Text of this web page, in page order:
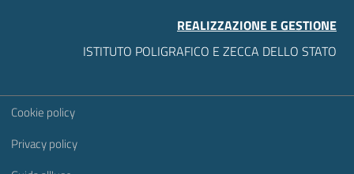
REALIZZAZIONE E GESTIONE
ISTITUTO POLIGRAFICO E ZECCA DELLO STATO
Sezione Link Utili
Cookie policy
Privacy policy